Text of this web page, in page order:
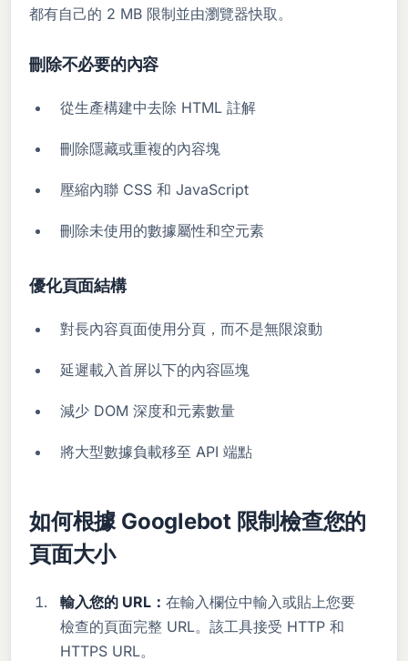
都有自己的 2 MB 限制並由瀏覽器快取。
刪除不必要的內容
從生產構建中去除 HTML 註解
刪除隱藏或重複的內容塊
壓縮內聯 CSS 和 JavaScript
刪除未使用的數據屬性和空元素
優化頁面結構
對長內容頁面使用分頁，而不是無限滾動
延遲載入首屏以下的內容區塊
減少 DOM 深度和元素數量
將大型數據負載移至 API 端點
如何根據 Googlebot 限制檢查您的
頁面大小
輸入您的 URL：在輸入欄位中輸入或貼上您要
檢查的頁面完整 URL。該工具接受 HTTP 和
HTTPS URL。